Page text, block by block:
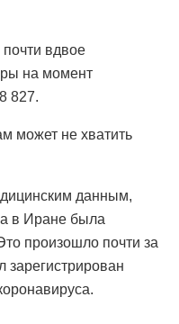
вдвое
на момент
827.
может не хватить
данным,
в Иране была
произошло почти за
зарегистрирован